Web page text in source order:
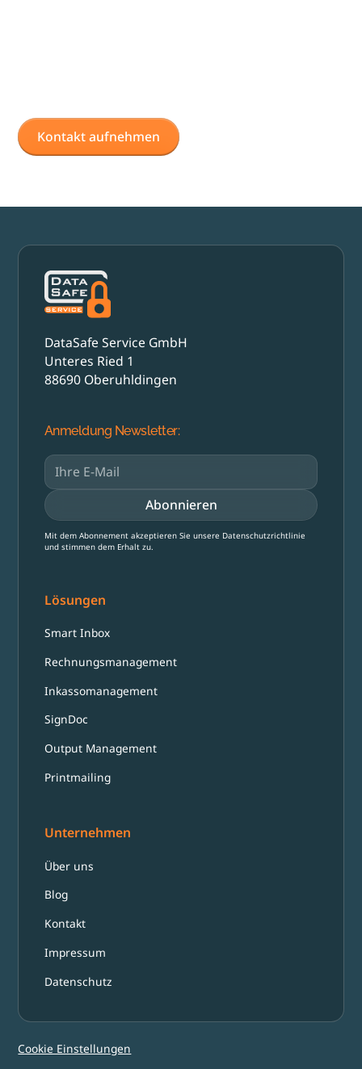
Kontakt aufnehmen
DataSafe Service GmbH
Unteres Ried 1
88690 Oberuhldingen
Anmeldung Newsletter:
Mit dem Abonnement akzeptieren Sie unsere Datenschutzrichtlinie
und stimmen dem Erhalt zu.
Lösungen
Smart Inbox
Rechnungsmanagement
Inkassomanagement
SignDoc
Output Management
Printmailing
Unternehmen
Über uns
Blog
Kontakt
Impressum
Datenschutz
Cookie Einstellungen